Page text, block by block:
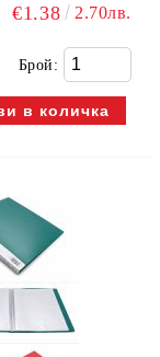
€1.38 2.70лв.
Брой: